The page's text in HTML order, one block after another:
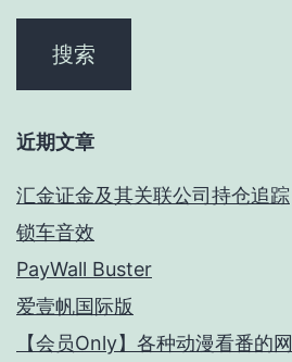
近期文章
汇金证金及其关联公司持仓追踪
锁车音效
PayWall Buster
爱壹帆国际版
【会员Only】各种动漫看番的网